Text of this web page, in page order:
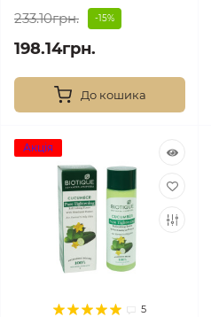
233.10грн. -15%
198.14грн.
До кошика
Акція
5